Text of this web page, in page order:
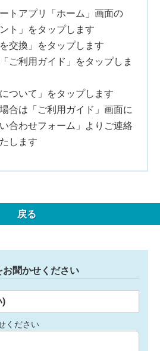
トアプリ「ホーム」画面の
ト」をタップします
交換」をタップします
ご利用ガイド」をタップしま
ついて」をタップします
合は「ご利用ガイド」画面に
合わせフォーム」よりご連絡
します
戻る
聞かせください
)
ください